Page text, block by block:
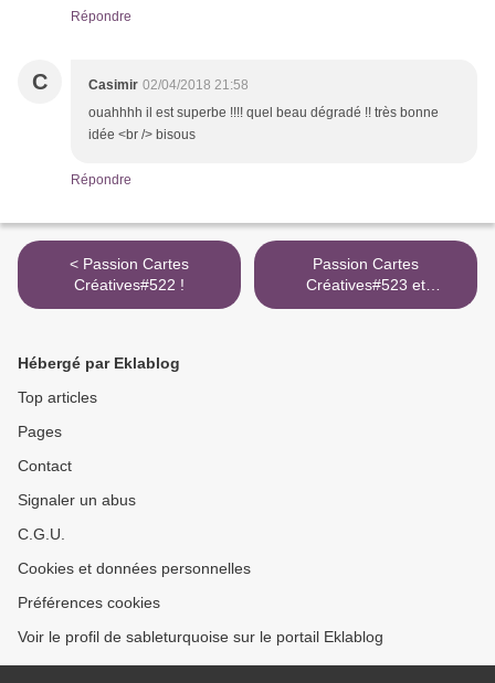
Répondre
C Casimir 02/04/2018 21:58
ouahhhh il est superbe !!!! quel beau dégradé !! très bonne
idée <br /> bisous
Répondre
< Passion Cartes
Créatives#522 !
Passion Cartes
Créatives#523 et
CarteManiak# 172 ! >
Hébergé par Eklablog
Top articles
Pages
Contact
Signaler un abus
C.G.U.
Cookies et données personnelles
Préférences cookies
Voir le profil de sableturquoise sur le portail Eklablog